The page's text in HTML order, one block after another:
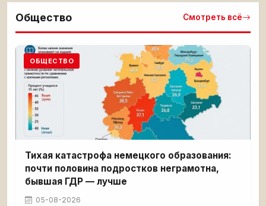
Общество Смотреть всё
ОБЩЕСТВО
Тихая катастрофа немецкого образования:
почти половина подростков неграмотна,
бывшая ГДР — лучше
05-08-2026